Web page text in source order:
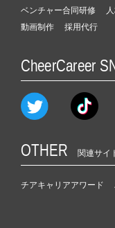
ベンチャー合同研修
動画制作
採用代行
CheerCareer
OTHER 関連サイ
チアキャリアアワード